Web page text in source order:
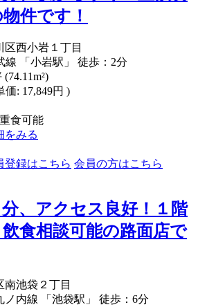
件です！
区西小岩１丁目
線 「小岩駅」 徒歩：2分
(74.11m²)
価: 17,849円 )
重食可能
をみる
登録はこちら 会員の方はこちら
、アクセス良好！１階
食相談可能の路面店で
南池袋２丁目
ノ内線 「池袋駅」 徒歩：6分